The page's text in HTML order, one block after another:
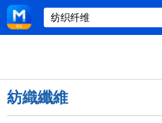
紡織纖維